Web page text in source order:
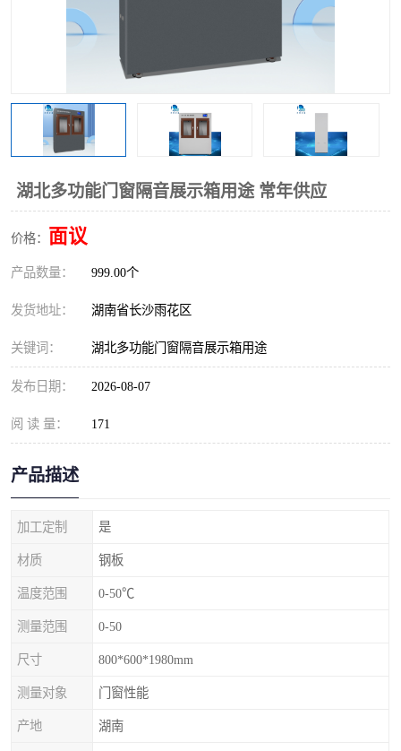
湖北多功能门窗隔音展示箱用途 常年供应
价格： 面议
产品数量： 999.00个
发货地址： 湖南省长沙雨花区
关键词： 湖北多功能门窗隔音展示箱用途
发布日期： 2026-08-07
阅 读 量： 171
产品描述
加工定制 是
材质 钢板
温度范围 0-50℃
测量范围 0-50
尺寸 800*600*1980mm
测量对象 门窗性能
产地 湖南